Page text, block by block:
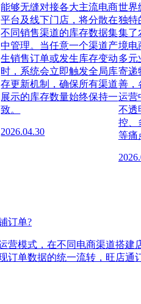
能够无缝对接各大主流电商
平台及线下门店，将分散在
不同销售渠道的库存数据集
中管理。当任意一个渠道产
生销售订单或发生库存变动
时，系统会立即触发全局库
存更新机制，确保所有渠道
展示的库存数量始终保持一
致。
2026.04.30
世界
独特
集了
境电
多元
寄递
善，
运营
不透
控、
等痛
订单?
营模式，在不同电商渠道搭
订单数据的统一流转，旺店